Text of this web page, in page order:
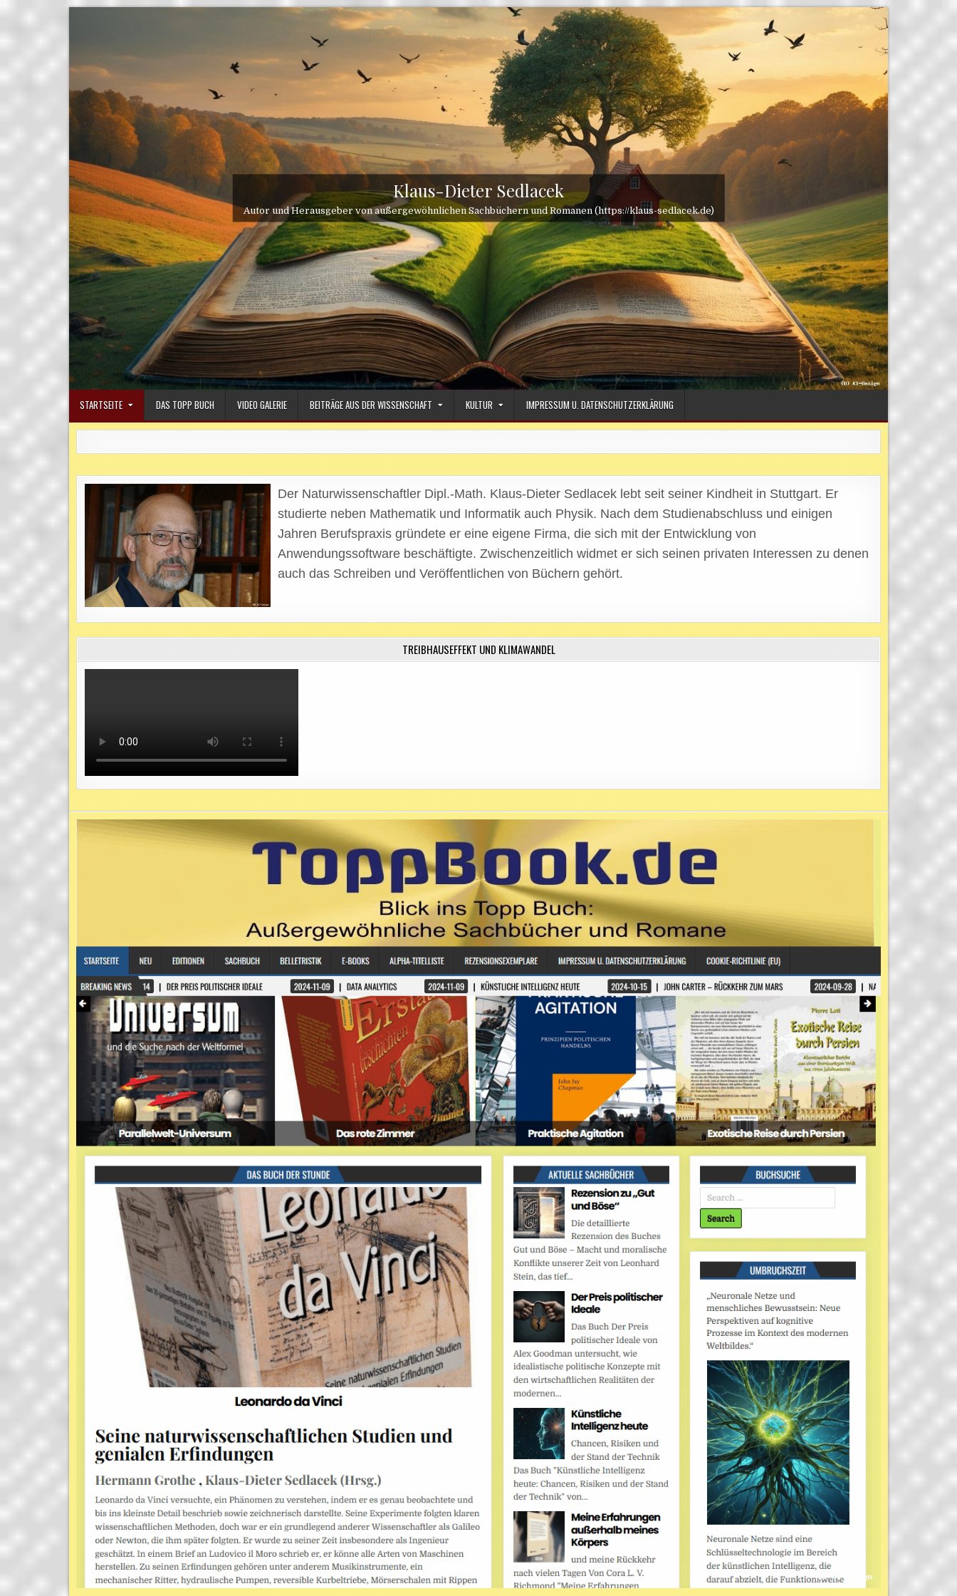
Klaus-Dieter Sedlacek
Autor und Herausgeber von außergewöhnlichen Sachbüchern und Romanen (https://klaus-sedlacek.de)
STARTSEITE DAS TOPP BUCH VIDEO GALERIE BEITRÄGE AUS DER WISSENSCHAFT KULTUR IMPRESSUM U. DATENSCHUTZERKLÄRUNG
Der Naturwissenschaftler Dipl.-Math. Klaus-Dieter Sedlacek lebt seit seiner Kindheit in Stuttgart. Er
studierte neben Mathematik und Informatik auch Physik. Nach dem Studienabschluss und einigen
Jahren Berufspraxis gründete er eine eigene Firma, die sich mit der Entwicklung von
Anwendungssoftware beschäftigte. Zwischenzeitlich widmet er sich seinen privaten Interessen zu denen
auch das Schreiben und Veröffentlichen von Büchern gehört.
TREIBHAUSEFFEKT UND KLIMAWANDEL